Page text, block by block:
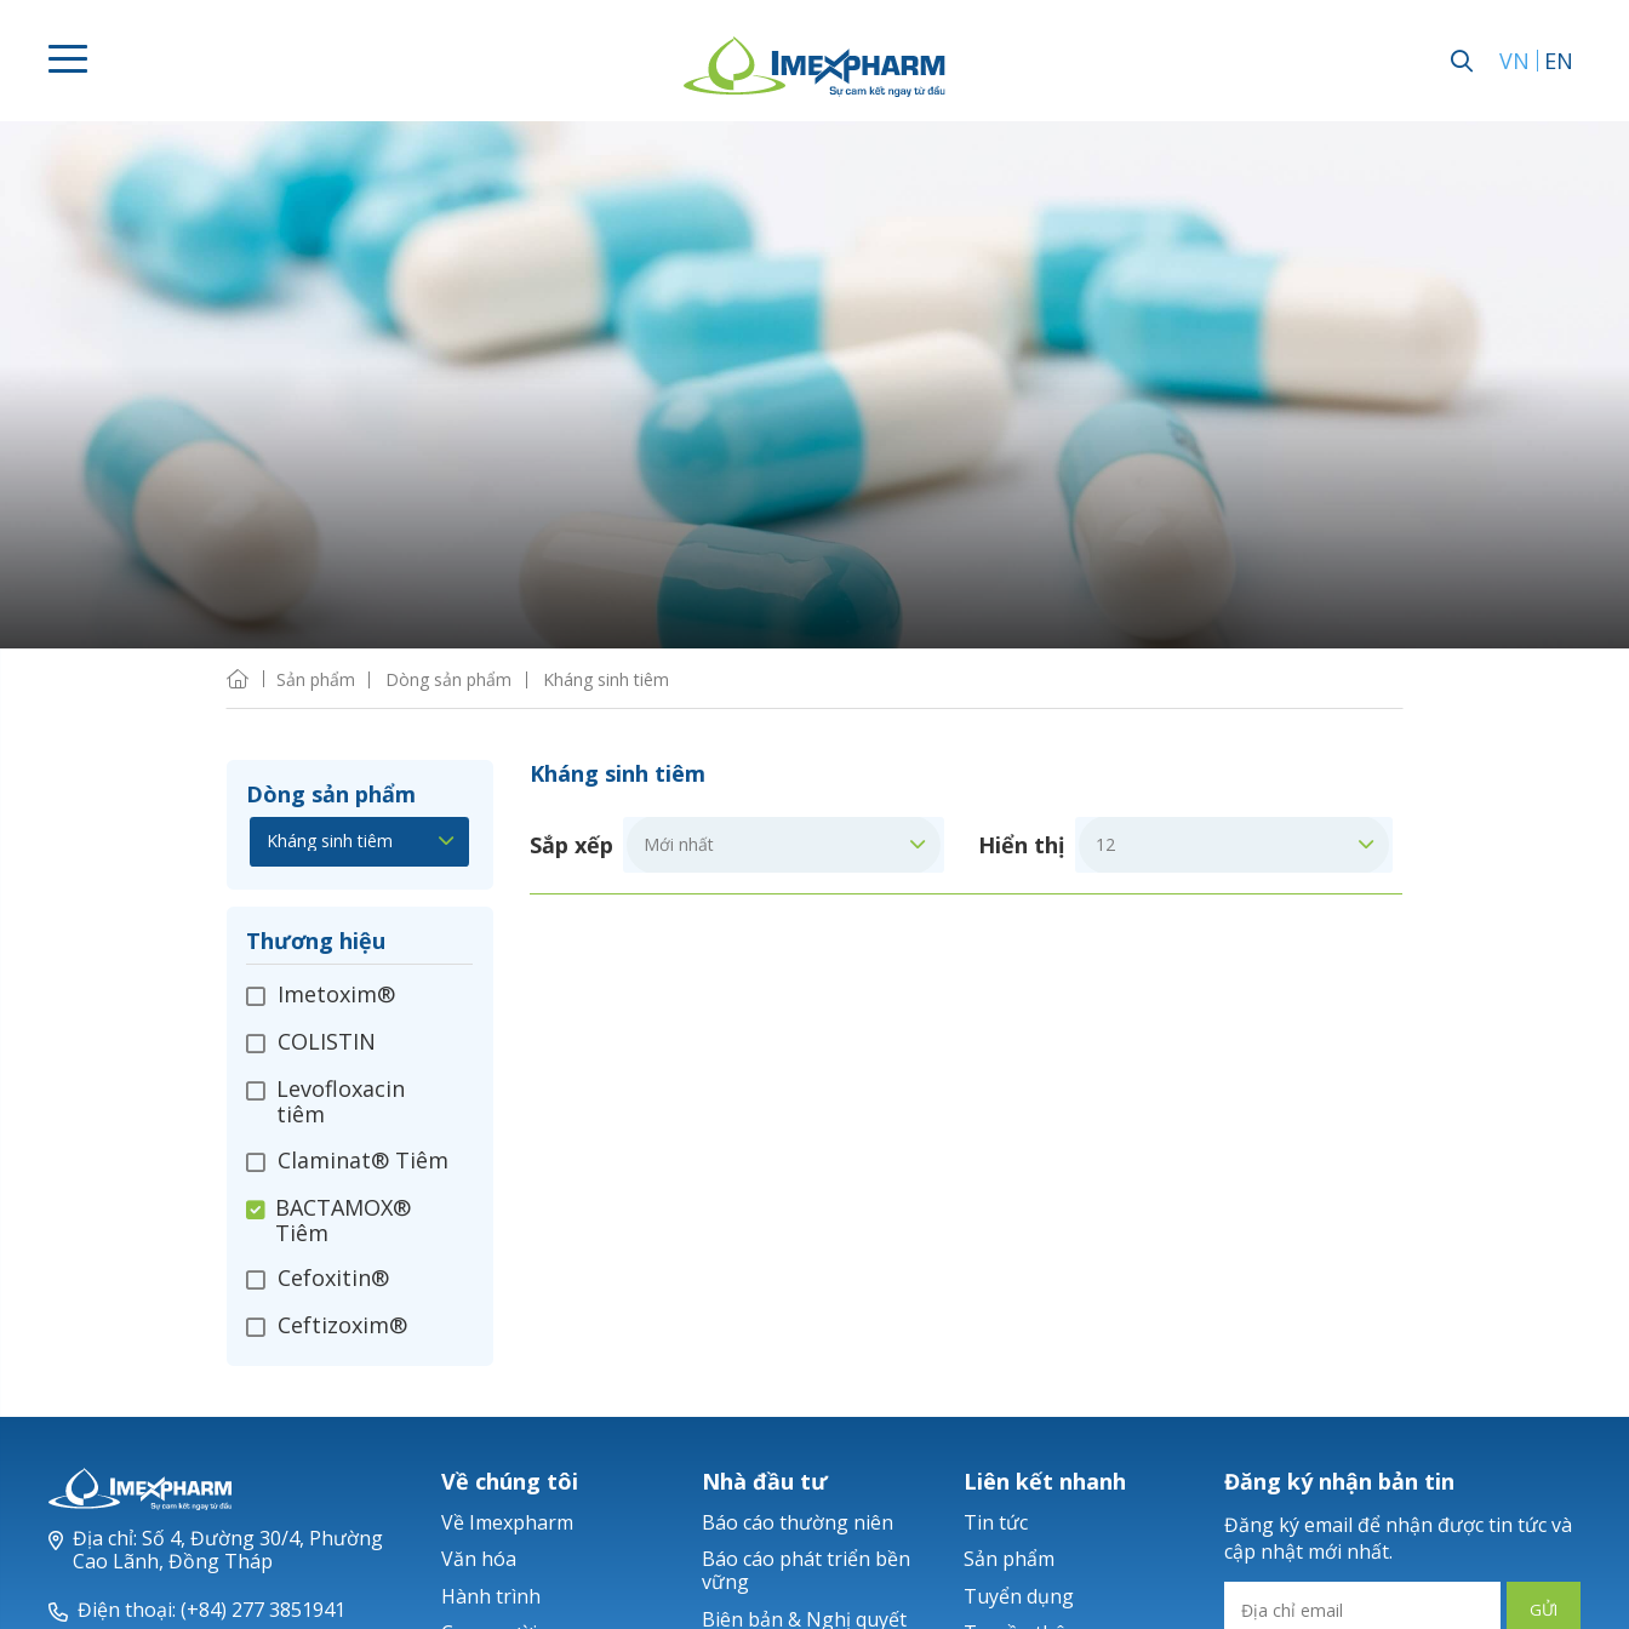
VN EN
Sản phẩm Dòng sản phẩm Kháng sinh tiêm
Dòng sản phẩm
Thương hiệu
Imetoxim®
COLISTIN
Levofloxacin
tiêm
Claminat® Tiêm
BACTAMOX®
Tiêm
Cefoxitin®
Ceftizoxim®
Nerusyn®
Ticarlinat®
Zobacta®
Kháng sinh tiêm
Sắp xếp Hiển thị
Địa chỉ: Số 4, Đường 30/4, Phường
Cao Lãnh, Đồng Tháp
Điện thoại: (+84) 277 3851941
Về chúng tôi
Về Imexpharm
Văn hóa
Hành trình
Nhà đầu tư
Báo cáo thường niên
Báo cáo phát triển bền
vững
Biên bản & Nghị quyết
Liên kết nhanh
Tin tức
Sản phẩm
Tuyển dụng
Đăng ký nhận bản tin
Đăng ký email để nhận được tin tức và
cập nhật mới nhất.
GỬI